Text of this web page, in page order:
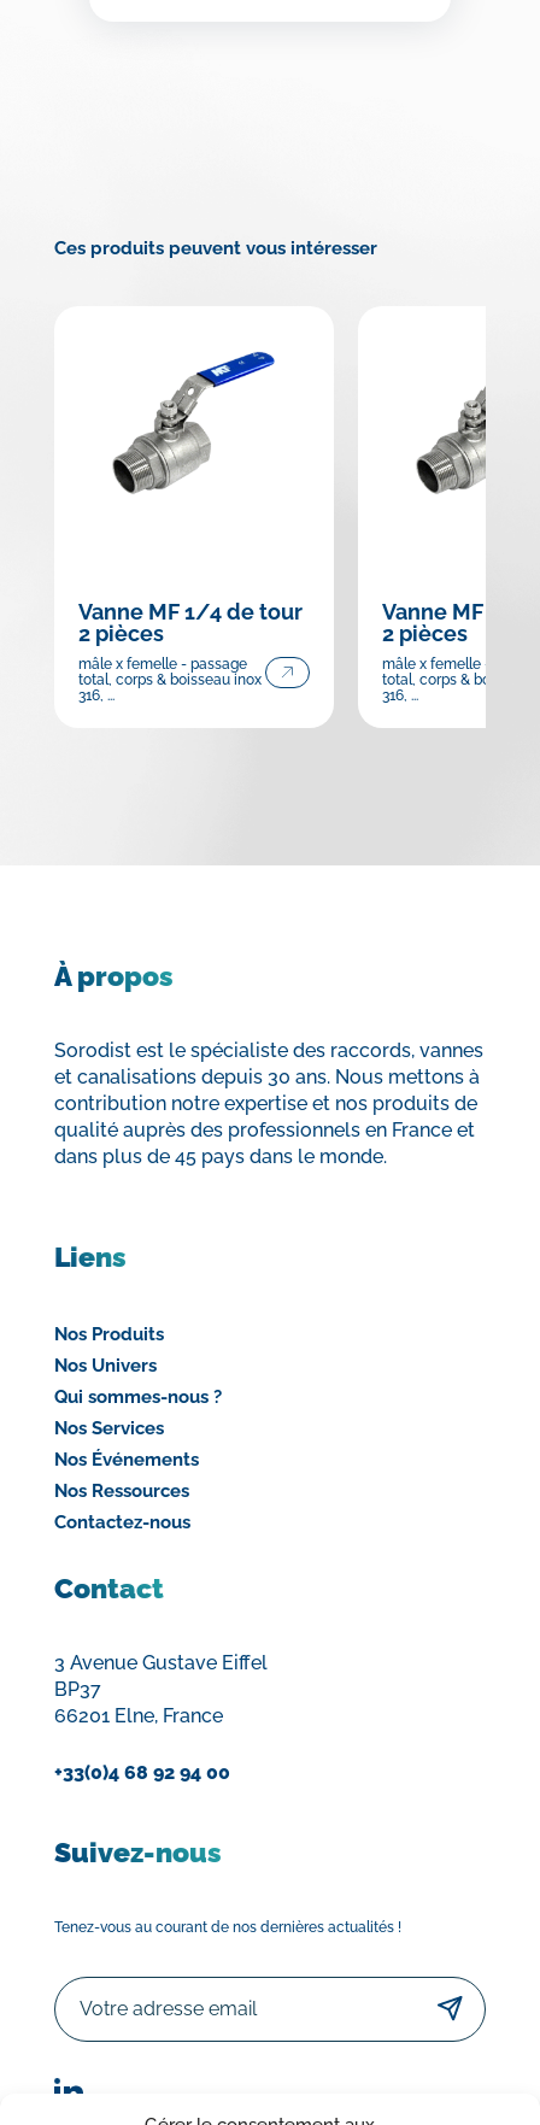
Ces produits peuvent vous intéresser
Vanne MF 1/4 de tour
2 pièces
mâle x femelle - passage
total, corps & boisseau inox
316, ...
Vanne MF 1/4
2 pièces
mâle x femelle -
total, corps & boisseau
316, ...
À propos
Sorodist est le spécialiste des raccords, vannes
et canalisations depuis 30 ans. Nous mettons à
contribution notre expertise et nos produits de
qualité auprès des professionnels en France et
dans plus de 45 pays dans le monde.
Liens
Nos Produits
Nos Univers
Qui sommes-nous ?
Nos Services
Nos Événements
Nos Ressources
Contactez-nous
Contact
3 Avenue Gustave Eiffel
BP37
66201 Elne, France
+33(0)4 68 92 94 00
Suivez-nous
Tenez-vous au courant de nos dernières actualités !
Email